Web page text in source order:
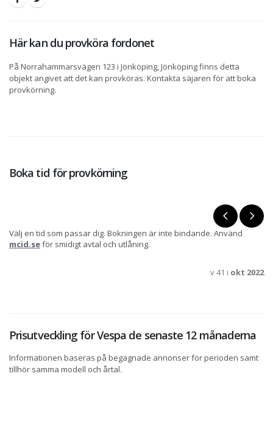
Här kan du provköra fordonet
På Norrahammarsvägen 123 i Jönköping, Jönköping finns detta
objekt angivet att det kan provköras. Kontakta säjaren för att boka
provkörning.
Boka tid för provkörning
Välj en tid som passar dig. Bokningen är inte bindande. Använd
mcid.seför smidigt avtal och utlåning.
v 41 i okt 2022
Prisutveckling för Vespa de senaste 12 månaderna
Informationen baseras på begagnade annonser för perioden samt
tillhör samma modell och årtal.